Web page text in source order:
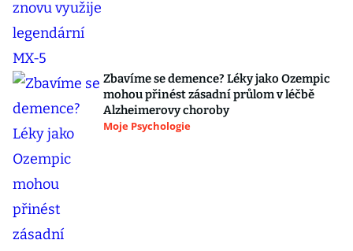
Zbavíme se demence? Léky jako Ozempic
mohou přinést zásadní průlom v léčbě
Alzheimerovy choroby
Moje Psychologie